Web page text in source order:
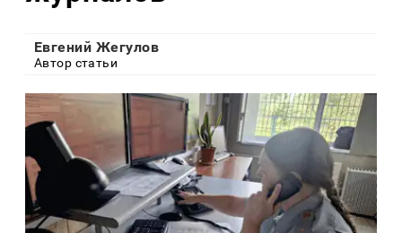
Евгений Жегулов
Автор статьи